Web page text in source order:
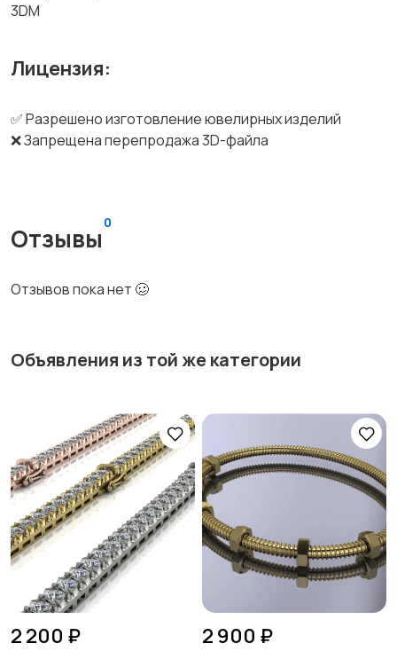
3DM
Лицензия:
✅ Разрешено изготовление ювелирных изделий
❌ Запрещена перепродажа 3D-файла
Отзывы
0
Отзывов пока нет 🥴
Объявления из той же категории
2 200 ₽ 2 900 ₽